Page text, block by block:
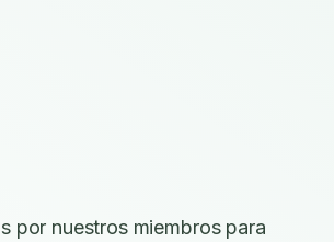
por nuestros miembros para